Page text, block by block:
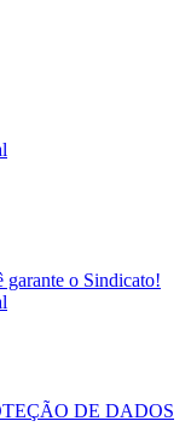
garante o Sindicato!
DE DADOS